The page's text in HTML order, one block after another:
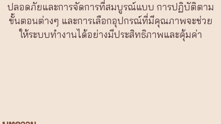
ปลอดภัยและการจัดการที่สมบูรณ์แบบ การปฏิบัติตาม
ขั้นตอนต่างๆ และการเลือกอุปกรณ์ที่มีคุณภาพจะช่วย
ให้ระบบทำงานได้อย่างมีประสิทธิภาพและคุ้มค่า